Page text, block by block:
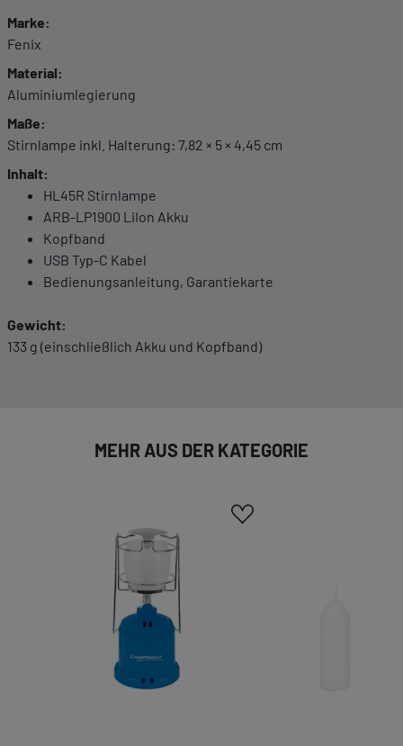
anzeigen lassen und so nur bestimmte Cookies
auswählen.
Alle akzeptieren
Essenzielle Cookies ermöglichen grundlegende
Funktionen und sind für die einwandfreie
Funktion dieses Onlineshops erforderlich.
Cookie-Informationen anzeigen
KOMFORTFUNKTIONEN
Inhalte von externen Dienstleistern wie Google,
Social-Media-Plattformen etc.
Cookie-Informationen anzeigen
Datenschutzerklärung
Marke:
Fenix
Material:
Aluminiumlegierung
Maße:
Stirnlampe inkl. Halterung: 7,82 × 5 × 4,45 cm
Inhalt:
HL45R Stirnlampe
ARB-LP1900 LiIon Akku
Kopfband
USB Typ-C Kabel
Bedienungsanleitung, Garantiekarte
Gewicht:
133 g (einschließlich Akku und Kopfband)
MEHR AUS DER KATEGORIE